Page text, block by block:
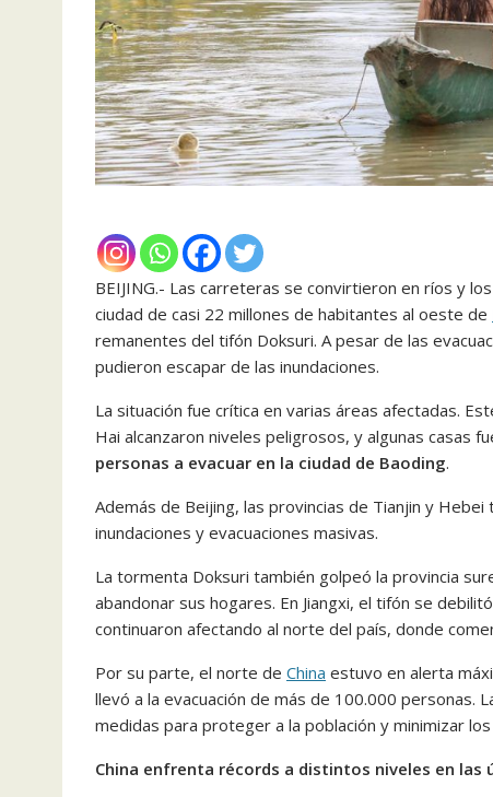
BEIJING.- Las carreteras se convirtieron en ríos y
ciudad de casi 22 millones de habitantes al oeste de
remanentes del tifón Doksuri. A pesar de las
pudieron escapar de las inundaciones.
La situación fue crítica en varias áreas afectadas.
Hai alcanzaron niveles peligrosos, y algunas casas
personas a evacuar en la ciudad de Baoding.
Además de Beijing, las provincias de Tianjin y
inundaciones y evacuaciones masivas.
La tormenta Doksuri también golpeó la provincia
abandonar sus hogares. En Jiangxi, el tifón se
continuaron afectando al norte del país, donde
Por su parte, el norte de China estuvo en alerta
llevó a la evacuación de más de 100.000 personas.
medidas para proteger a la población y minimizar los
China enfrenta récords a distintos niveles en las